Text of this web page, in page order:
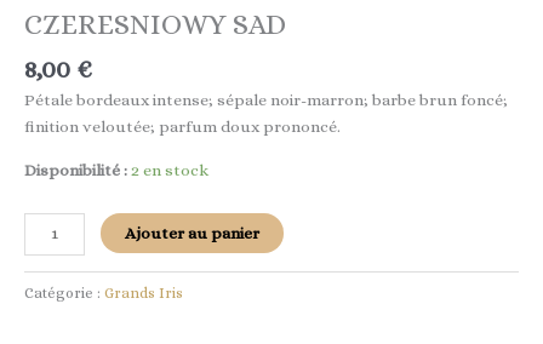
CZERESNIOWY SAD
8,00 €
Pétale bordeaux intense; sépale noir-marron; barbe brun foncé;
finition veloutée; parfum doux prononcé.
Disponibilité : 2 en stock
Ajouter au panier
Catégorie : Grands Iris